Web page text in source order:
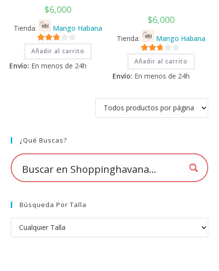
$6,000
Tienda: Mango Habana
2.71
de 5
Añadir al carrito
Envío: En menos de 24h
$6,000
Tienda: Mango Habana
2.71
de 5
Añadir al carrito
Envío: En menos de 24h
¿Qué Buscas?
Búsqueda Por Talla